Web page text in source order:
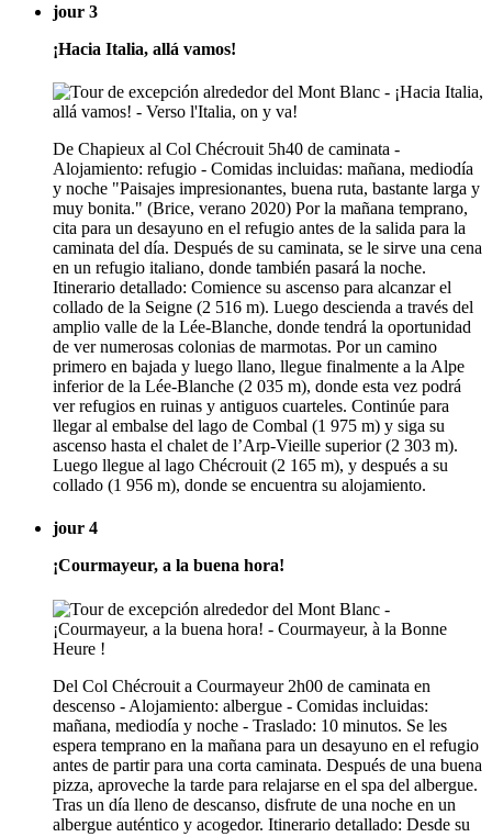
jour 3
¡Hacia Italia, allá vamos!
De Chapieux al Col Chécrouit 5h40 de caminata -
Alojamiento: refugio - Comidas incluidas: mañana, mediodía
y noche "Paisajes impresionantes, buena ruta, bastante larga y
muy bonita." (Brice, verano 2020) Por la mañana temprano,
cita para un desayuno en el refugio antes de la salida para la
caminata del día. Después de su caminata, se le sirve una cena
en un refugio italiano, donde también pasará la noche.
Itinerario detallado: Comience su ascenso para alcanzar el
collado de la Seigne (2 516 m). Luego descienda a través del
amplio valle de la Lée-Blanche, donde tendrá la oportunidad
de ver numerosas colonias de marmotas. Por un camino
primero en bajada y luego llano, llegue finalmente a la Alpe
inferior de la Lée-Blanche (2 035 m), donde esta vez podrá
ver refugios en ruinas y antiguos cuarteles. Continúe para
llegar al embalse del lago de Combal (1 975 m) y siga su
ascenso hasta el chalet de l’Arp-Vieille superior (2 303 m).
Luego llegue al lago Chécrouit (2 165 m), y después a su
collado (1 956 m), donde se encuentra su alojamiento.
jour 4
¡Courmayeur, a la buena hora!
Del Col Chécrouit a Courmayeur 2h00 de caminata en
descenso - Alojamiento: albergue - Comidas incluidas:
mañana, mediodía y noche - Traslado: 10 minutos. Se les
espera temprano en la mañana para un desayuno en el refugio
antes de partir para una corta caminata. Después de una buena
pizza, aproveche la tarde para relajarse en el spa del albergue.
Tras un día lleno de descanso, disfrute de una noche en un
albergue auténtico y acogedor. Itinerario detallado: Desde su